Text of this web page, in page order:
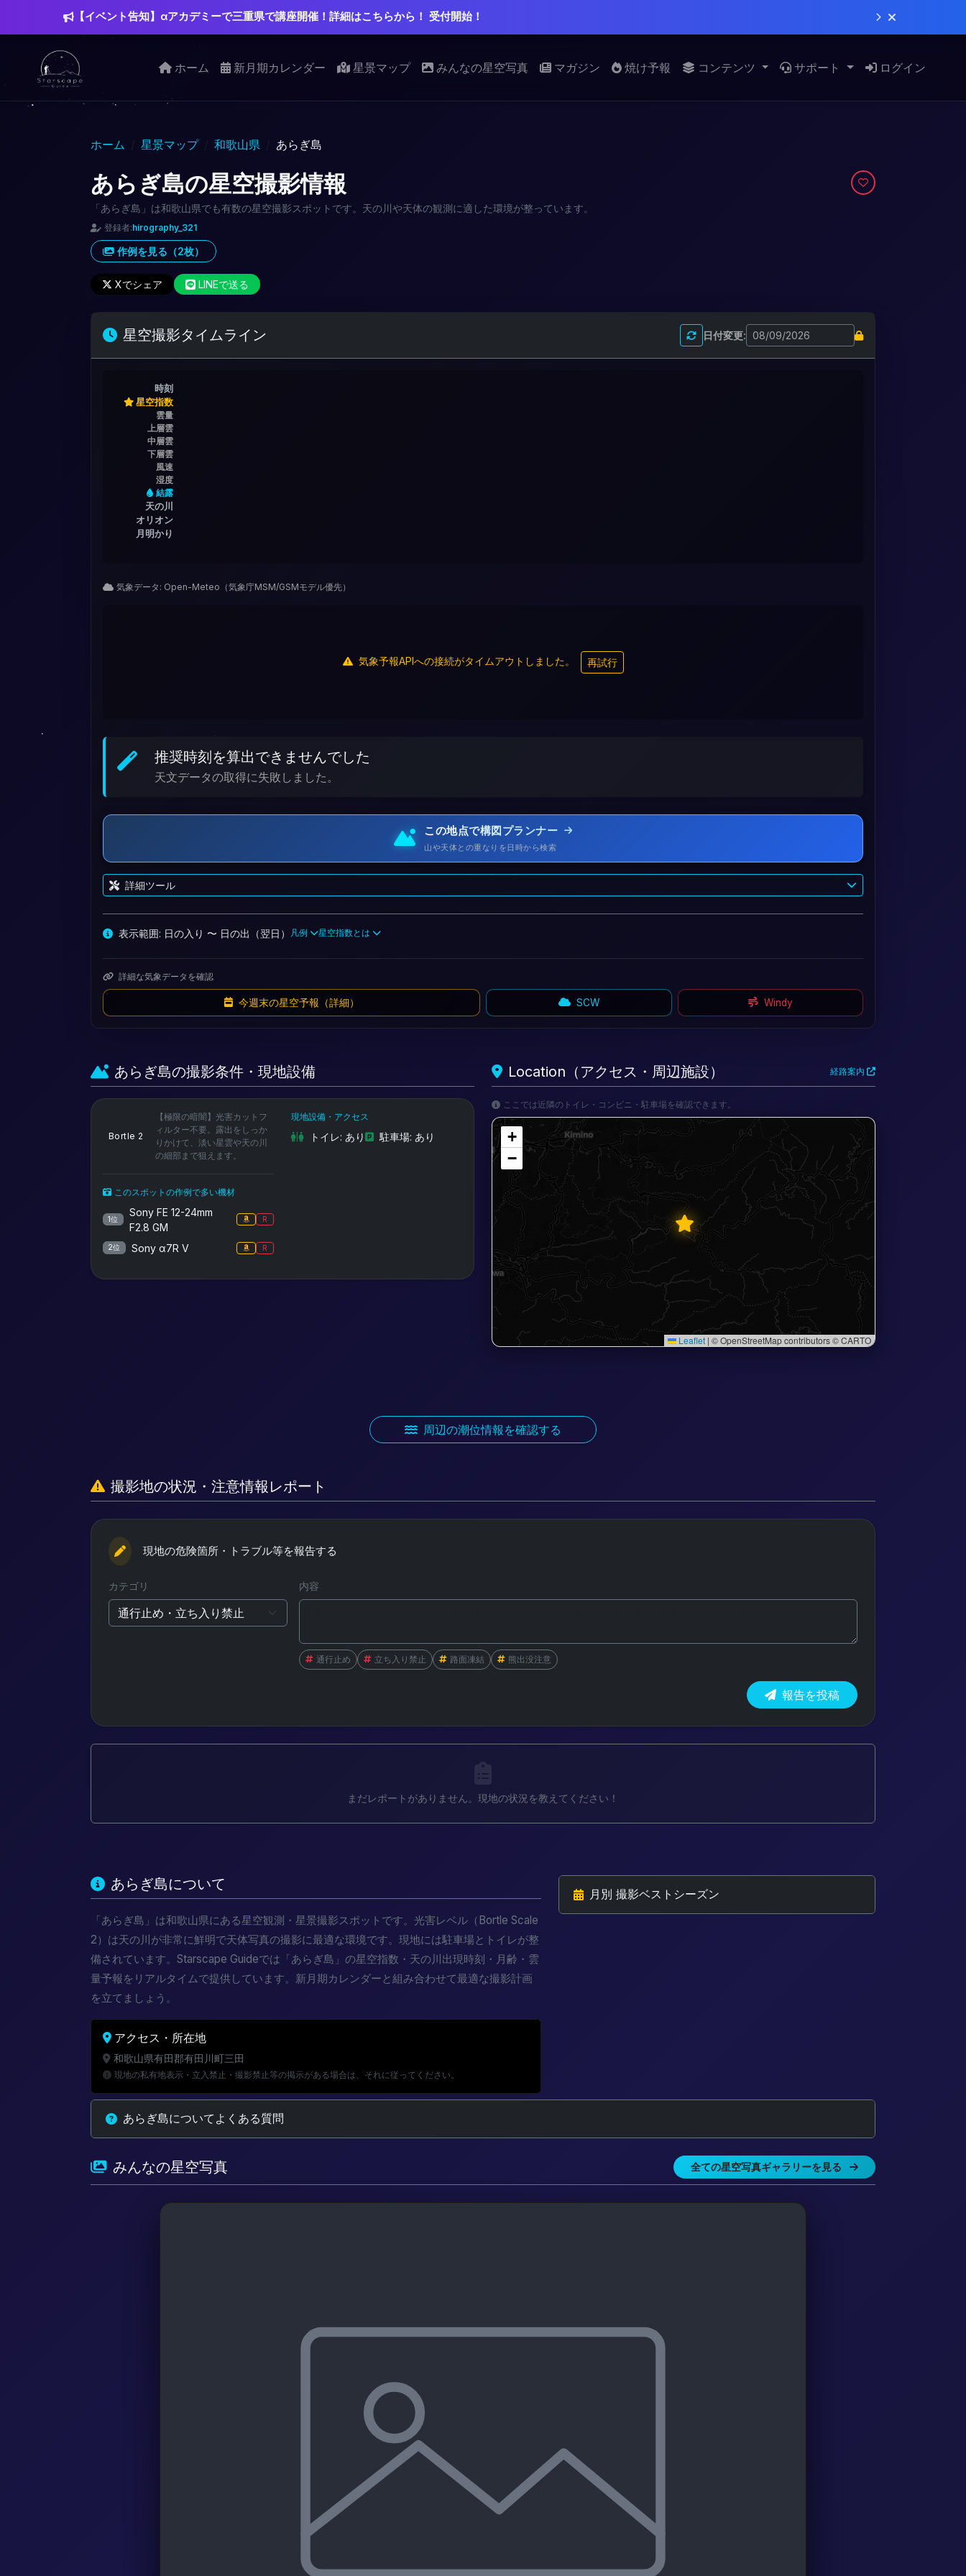
【イベント告知】αアカデミーで三重県で講座開催！詳細はこちらから！ 受付開始！
ホーム 新月期カレンダー 星景マップ みんなの星空写真 マガジン 焼け予報 コンテンツ サポート ログイン
ホーム 星景マップ 和歌山県 あらぎ島
あらぎ島の星空撮影情報
「あらぎ島」は和歌山県でも有数の星空撮影スポットです。天の川や天体の観測に適した環境が整っています。
登録者:hirography_321
作例を見る（2枚）
Xでシェア LINEで送る
星空撮影タイムライン 日付変更:
時刻
星空指数
雲量
上層雲
中層雲
下層雲
風速
湿度
結露
天の川
オリオン
月明かり
気象データ: Open-Meteo（気象庁MSM/GSMモデル優先）
気象予報APIへの接続がタイムアウトしました。 再試行
推奨時刻を算出できませんでした
天文データの取得に失敗しました。
この地点で構図プランナー
山や天体との重なりを日時から検索
詳細ツール
表示範囲: 日の入り 〜 日の出（翌日） 凡例 星空指数とは
詳細な気象データを確認
今週末の星空予報（詳細） SCW Windy
あらぎ島の撮影条件・現地設備
Bortle 2
【極限の暗闇】光害カットフ
ィルター不要。露出をしっか
りかけて、淡い星雲や天の川
の細部まで狙えます。
このスポットの作例で多い機材
1位
Sony FE 12-24mm
F2.8 GM
R
2位 Sony α7R V R
現地設備・アクセス
トイレ: あり 駐車場: あり
Location（アクセス・周辺施設） 経路案内
ここでは近隣のトイレ・コンビニ・駐車場を確認できます。
+
−
Leaflet | © OpenStreetMap contributors © CARTO
周辺の潮位情報を確認する
撮影地の状況・ 注意情報レポート
現地の危険箇所・トラブル等を報告する
カテゴリ 内容
通行止め 立ち入り禁止 路面凍結 熊出没注意
報告を投稿
まだレポートがありません。現地の状況を教えてください！
あらぎ島について
「あらぎ島」は和歌山県にある星空観測・星景撮影スポットです。光害レベル（Bortle Scale
2）は天の川が非常に鮮明で天体写真の撮影に最適な環境です。現地には駐車場とトイレが整
備されています。Starscape Guideでは「あらぎ島」の星空指数・天の川出現時刻・月齢・雲
量予報をリアルタイムで提供しています。新月期カレンダーと組み合わせて最適な撮影計画
を立てましょう。
アクセス・所在地
和歌山県有田郡有田川町三田
現地の私有地表示・立入禁止・撮影禁止等の掲示がある場合は、それに従ってください。
月別 撮影ベストシーズン
あらぎ島についてよくある質問
みんなの星空写真 全ての星空写真ギャラリーを見る